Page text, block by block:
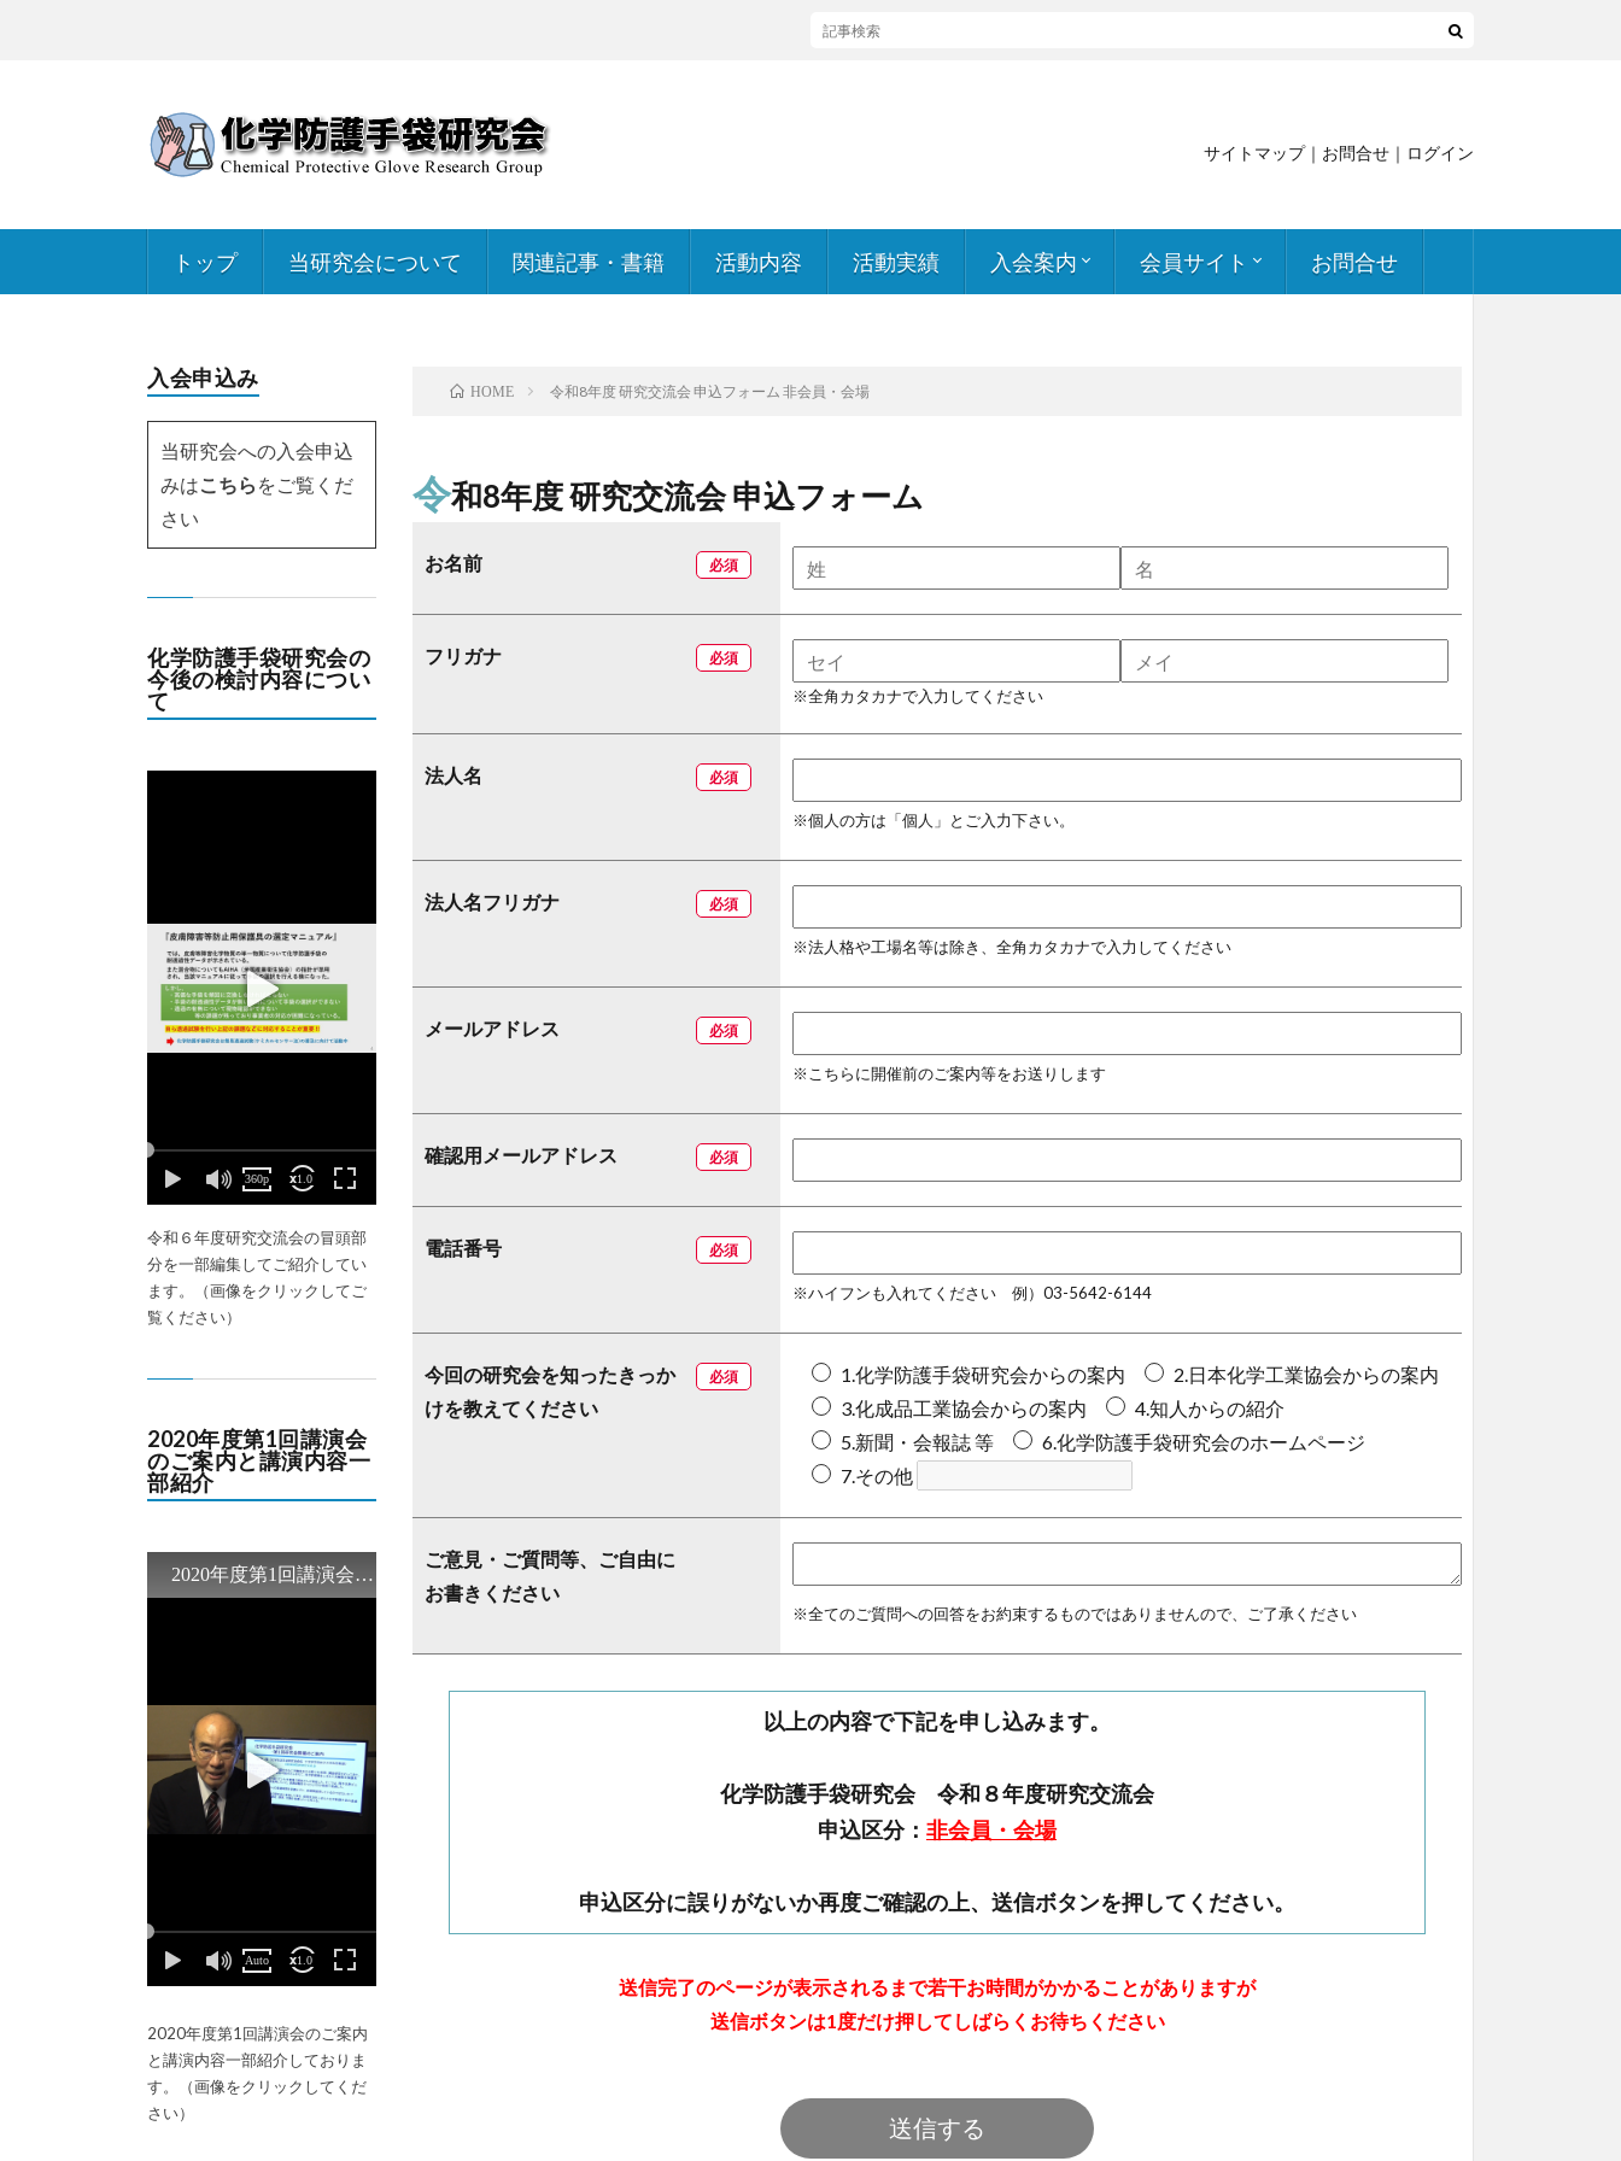
トップ 当研究会について 関連記事・書籍 活動内容 活動実績 入会案内 会員サイト お問合せ
サイトマップ｜ お問合せ ｜ ログイン
入会申込み
当研究会への入会申込
みはこちら をご覧くだ
さい
化学防護手袋研究会の
今後の検討内容につい
て
令和６年度研究交流会の冒頭部
分を一部編集してご紹介してい
ます。（画像をクリックしてご
覧ください）
2020年度第1回講演会
のご案内と講演内容一
部紹介
2020年度第1回講演会のご案内
と講演内容一部紹介しておりま
す。（画像をクリックしてくだ
さい）
HOME 令和8年度 研究交流会 申込フォーム 非会員・会場
令和8年度 研究交流会 申込フォーム
お名前 必須
フリガナ 必須
※全角カタカナで入力してください
法人名 必須
※個人の方は「個人」とご入力下さい。
法人名フリガナ 必須
※法人格や工場名等は除き、全角カタカナで入力してください
メールアドレス 必須
※こちらに開催前のご案内等をお送りします
確認用メールアドレス 必須
電話番号 必須
※ハイフンも入れてください 例）03-5642-6144
今回の研究会を知ったきっか
けを教えてください
必須 1.化学防護手袋研究会からの案内
2.日本化学工業協会からの案内
3.化成品工業協会からの案内
4.知人からの紹介
5.新聞・会報誌 等
6.化学防護手袋研究会のホームページ
7.その他
ご意見・ご質問等、ご自由に
お書きください
※全てのご質問への回答をお約束するものではありませんので、ご了承ください
以上の内容で下記を申し込みます。
化学防護手袋研究会 令和８年度研究交流会
申込区分： 非会員・会場
申込区分に誤りがないか再度ご確認の上、送信ボタンを押してください。
送信完了のページが表示されるまで若干お時間がかかることがありますが
送信ボタンは1度だけ押してしばらくお待ちください